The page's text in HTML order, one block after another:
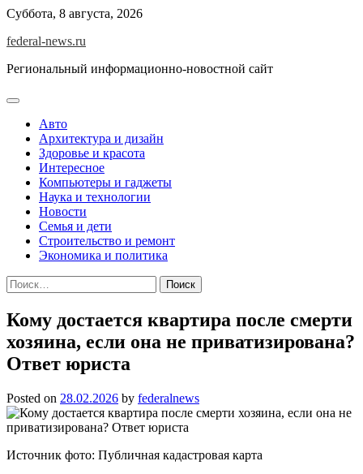
Skip
content
Суббота, 8 августа, 2026
federal-news.ru
Региональный информационно-новостной сайт
Авто
Архитектура и дизайн
Здоровье и красота
Интересное
Компьютеры и гаджеты
Наука и технологии
Новости
Семья и дети
Строительство и ремонт
Экономика и политика
Найти:
Кому достается квартира после смерти
хозяина, если она не приватизирована?
Ответ юриста
Posted on 28.02.2026 by federalnews
Источник фото: Публичная кадастровая карта